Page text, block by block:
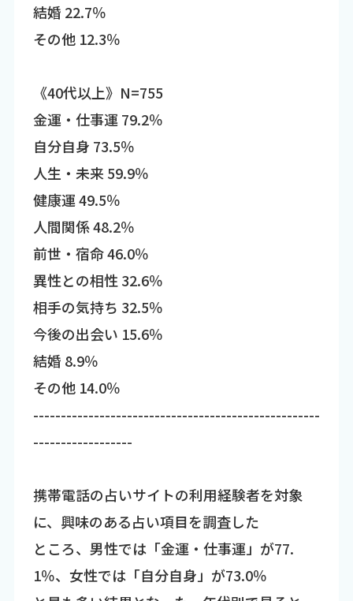
結婚 22.7％
その他 12.3％
《40代以上》N=755
金運・仕事運 79.2％
自分自身 73.5％
人生・未来 59.9％
健康運 49.5％
人間関係 48.2％
前世・宿命 46.0％
異性との相性 32.6％
相手の気持ち 32.5％
今後の出会い 15.6％
結婚 8.9％
その他 14.0％
----------------------------------------------------
------------------
携帯電話の占いサイトの利用経験者を対象
に、興味のある占い項目を調査した
ところ、男性では「金運・仕事運」が77.
1％、女性では「自分自身」が73.0％